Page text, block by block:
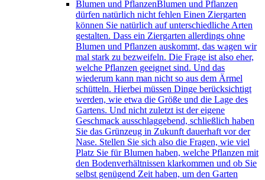
Blumen und PflanzenBlumen und Pflanzen
dürfen natürlich nicht fehlen Einen Ziergarten
können Sie natürlich auf unterschiedliche Arten
gestalten. Dass ein Ziergarten allerdings ohne
Blumen und Pflanzen auskommt, das wagen wir
mal stark zu bezweifeln. Die Frage ist also eher,
welche Pflanzen geeignet sind. Und das
wiederum kann man nicht so aus dem Ärmel
schütteln. Hierbei müssen Dinge berücksichtigt
werden, wie etwa die Größe und die Lage des
Gartens. Und nicht zuletzt ist der eigene
Geschmack ausschlaggebend, schließlich haben
Sie das Grünzeug in Zukunft dauerhaft vor der
Nase. Stellen Sie sich also die Fragen, wie viel
Platz Sie für Blumen haben, welche Pflanzen mit
den Bodenverhältnissen klarkommen und ob Sie
selbst genügend Zeit haben, um den Garten